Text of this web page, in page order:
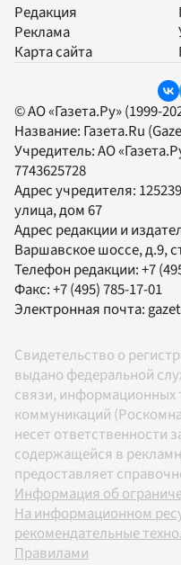
Редакция
Реклама
Карта сайта
© АО «Газета.Ру» (1999-
Название: Газета.Ru
Учредитель:АО
7743625728
Адрес учредителя:
улица, дом 67
Адрес редакции и
Варшавское шоссе, д.9,
Телефон редакции:+7
Факс:+7 (495) 785-17-01
Электронная почта:
Свидетельство о
выдано федеральной
связи, информационных
коммуникаций
несет ответственности
содержащейся в
предоставляет
Информация об
На информационном
рекомендательные
Правилами